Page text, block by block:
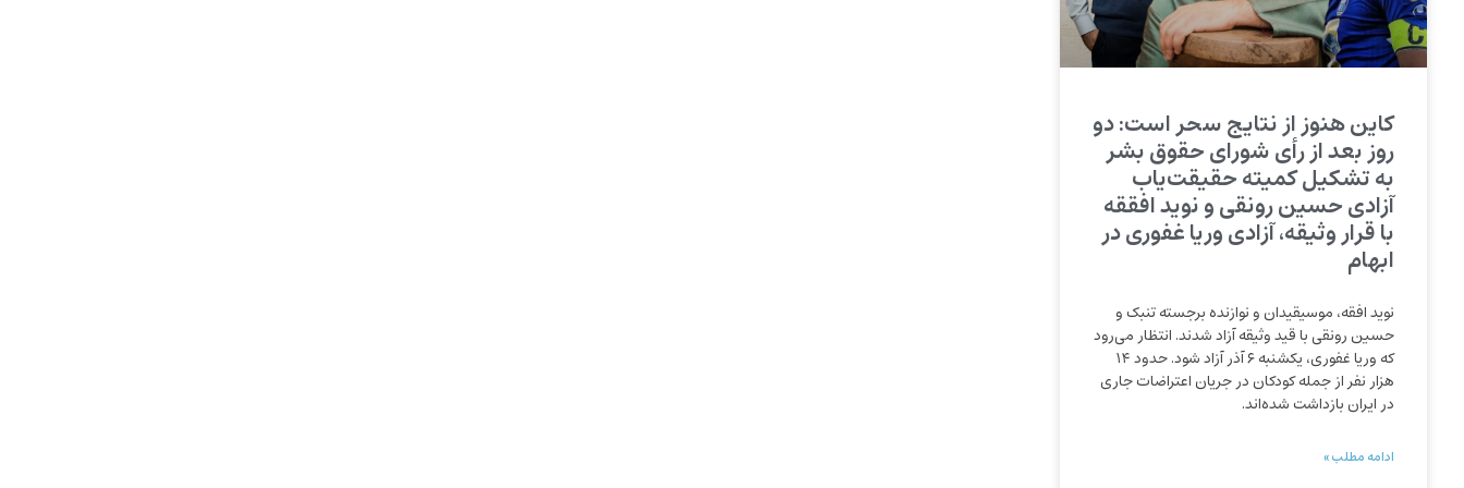
کاین هنوز از نتایج سحر است: دو
روز بعد از رأی شورای حقوق بشر
به تشکیل کمیته حقیقت‌یاب
آزادی حسین رونقی و نوید افققه
با قرار وثیقه، آزادی وریا غفوری در
ابهام
نوید افقه، موسیقیدان و نوازنده برجسته تنبک و
حسین رونقی با قید وثیقه آزاد شدند. انتظار می‌رود
که وریا غفوری، یکشنبه ۶‌ آذر آزاد شود. حدود ۱۴
هزار نفر از جمله کودکان در جریان اعتراضات جاری
در ایران بازداشت شده‌اند.
ادامه مطلب »